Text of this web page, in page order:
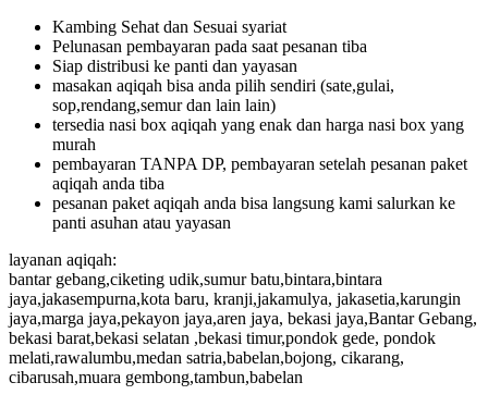
Kambing Sehat dan Sesuai syariat
Pelunasan pembayaran pada saat pesanan tiba
Siap distribusi ke panti dan yayasan
masakan aqiqah bisa anda pilih sendiri (sate,gulai,
sop,rendang,semur dan lain lain)
tersedia nasi box aqiqah yang enak dan harga nasi box yang
murah
pembayaran TANPA DP, pembayaran setelah pesanan paket
aqiqah anda tiba
pesanan paket aqiqah anda bisa langsung kami salurkan ke
panti asuhan atau yayasan
layanan aqiqah:
bantar gebang,ciketing udik,sumur batu,bintara,bintara
jaya,jakasempurna,kota baru, kranji,jakamulya, jakasetia,karungin
jaya,marga jaya,pekayon jaya,aren jaya, bekasi jaya,Bantar Gebang,
bekasi barat,bekasi selatan ,bekasi timur,pondok gede, pondok
melati,rawalumbu,medan satria,babelan,bojong, cikarang,
cibarusah,muara gembong,tambun,babelan